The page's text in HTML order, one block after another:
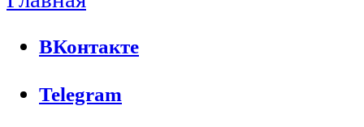
ВКонтакте
Telegram